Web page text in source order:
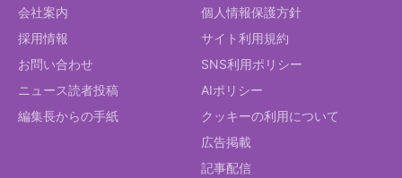
会社案内
採用情報
お問い合わせ
ニュース読者投稿
編集長からの手紙
個人情報保護方針
サイト利用規約
SNS利用ポリシー
AIポリシー
クッキーの利用について
広告掲載
記事配信